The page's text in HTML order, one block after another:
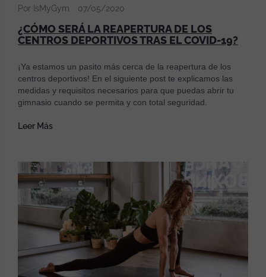
Por IsMyGym 07/05/2020
¿CÓMO SERÁ LA REAPERTURA DE LOS
CENTROS DEPORTIVOS TRAS EL COVID-19?
¡Ya estamos un pasito más cerca de la reapertura de los
centros deportivos! En el siguiente post te explicamos las
medidas y requisitos necesarios para que puedas abrir tu
gimnasio cuando se permita y con total seguridad.
Leer Más